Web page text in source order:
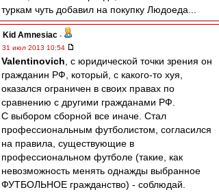
туркам чуть добавил на покупку Людоеда...
Kid Amnesiac -
31 июл 2013 10:54
Valentinovich , с юридической точки зрения он
гражданин РФ, который, с какого-то хуя,
оказался ограничен в своих правах по
сравнению с другими гражданами РФ.
С выбором сборной все иначе. Стал
профессиональным футболистом, согласился
на правила, существующие в
профессиональном футболе (такие, как
невозможность менять однажды выбранное
ФУТБОЛЬНОЕ гражданство) - соблюдай.